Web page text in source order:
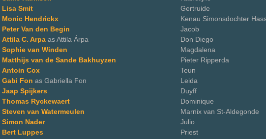
Lisa Smit
Gertruide
Monic Hendrickx
Kenau Simonsdochter
Peter Van den Begin
Jacob
Attila C. Arpa as Attila Árpa
Don Diego
Sophie van Winden
Magdalena
Matthijs van de Sande Bakhuyzen
Pieter Ripperda
Antoin Cox
Teun
Gabi Fon as Gabriella Fon
Leida
Jaap Spijkers
Duyff
Thomas Ryckewaert
Dominique
Steven van Watermeulen
Marnix van St-Aldegonde
Simon Nader
Julio
Bert Luppes
Priest